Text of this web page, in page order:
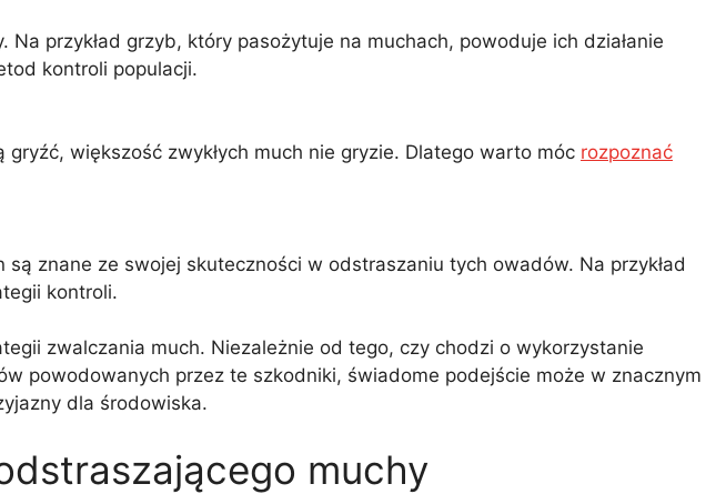
przykład grzyb, który pasożytuje na muchach, powoduje ich działanie
kontroli populacji.
większość zwykłych much nie gryzie. Dlatego warto móc rozpoznać
znane ze swojej skuteczności w odstraszaniu tych owadów. Na przykład
kontroli.
zwalczania much. Niezależnie od tego, czy chodzi o wykorzystanie
powodowanych przez te szkodniki, świadome podejście może w znacznym
dla środowiska.
muchy